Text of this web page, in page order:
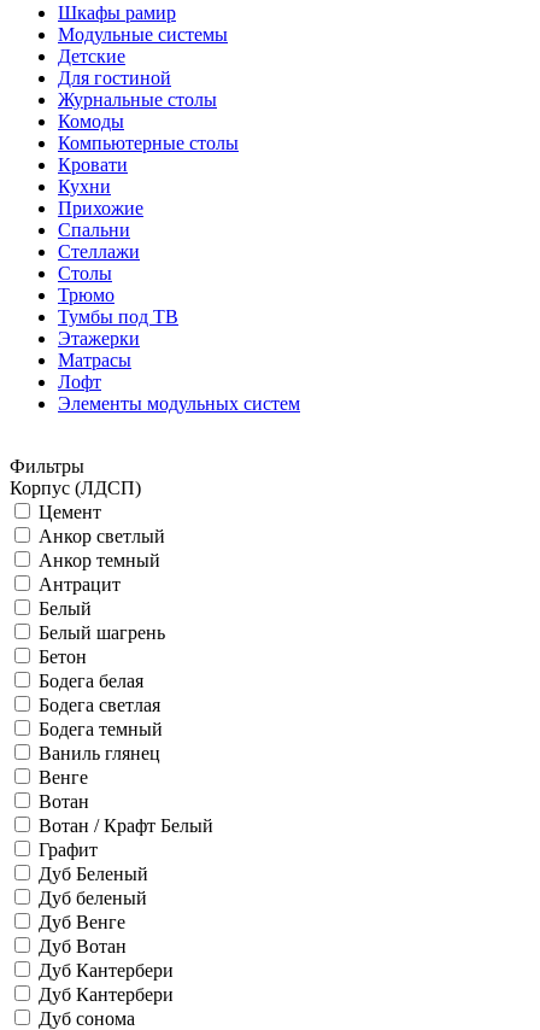
Шкафы рамир
Модульные системы
Детские
Для гостиной
Журнальные столы
Комоды
Компьютерные столы
Кровати
Кухни
Прихожие
Спальни
Стеллажи
Столы
Трюмо
Тумбы под ТВ
Этажерки
Матрасы
Лофт
Элементы модульных систем
Фильтры
Корпус (ЛДСП)
Цемент
Анкор светлый
Анкор темный
Антрацит
Белый
Белый шагрень
Бетон
Бодега белая
Бодега светлая
Бодега темный
Ваниль глянец
Венге
Вотан
Вотан / Крафт Белый
Графит
Дуб Беленый
Дуб беленый
Дуб Венге
Дуб Вотан
Дуб Кантербери
Дуб Кантербери
Дуб сонома